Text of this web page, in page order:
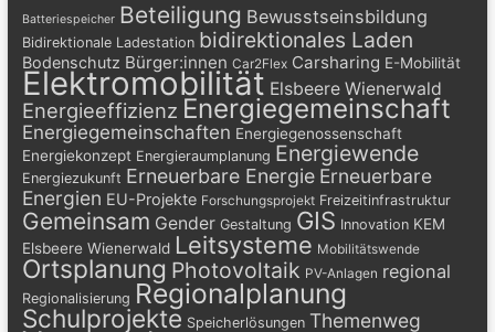
Batteriespeicher Beteiligung Bewusstseinsbildung
Bidirektionale Ladestation bidirektionales Laden
Bodenschutz Bürger:innen Car2Flex Carsharing E-Mobilität
Elektromobilität Elsbeere Wienerwald
Energieeffizienz Energiegemeinschaft
Energiegemeinschaften Energiegenossenschaft
Energiekonzept Energieraumplanung Energiewende
Energiezukunft Erneuerbare Energie Erneuerbare
Energien EU-Projekte Forschungsprojekt Freizeitinfrastruktur
Gemeinsam Gender Gestaltung GIS Innovation KEM
Elsbeere Wienerwald Leitsysteme Mobilitätswende
Ortsplanung Photovoltaik PV-Anlagen regional
Regionalisierung Regionalplanung
Schulprojekte Speicherlösungen Themenweg